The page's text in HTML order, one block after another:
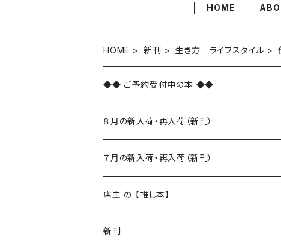
HOME
HOME 新刊 生き方 ライフスタイル
◆◆ ご予約受付中の本 ◆◆
８月の新入荷・再入荷（新刊）
新入荷
再入荷
７月の新入荷・再入荷（新刊）
新入荷
再入荷
店主 の 【推し本】
新刊